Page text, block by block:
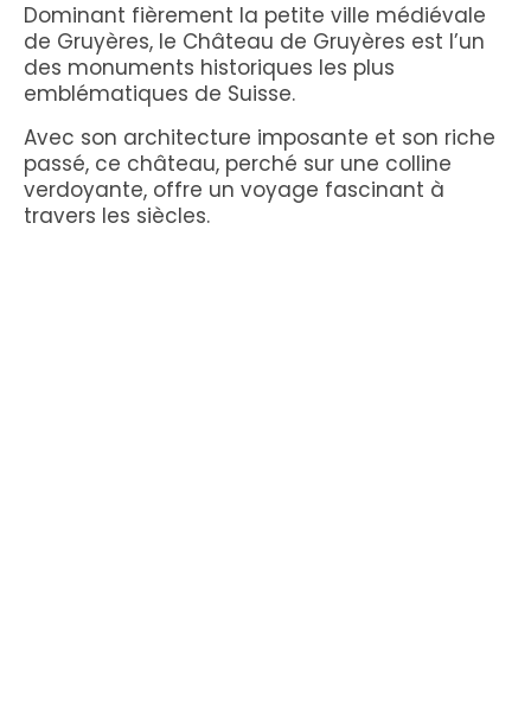
Dominant fièrement la petite ville médiévale
de Gruyères, le Château de Gruyères est l’un
des monuments historiques les plus
emblématiques de Suisse.
Avec son architecture imposante et son riche
passé, ce château, perché sur une colline
verdoyante, offre un voyage fascinant à
travers les siècles.